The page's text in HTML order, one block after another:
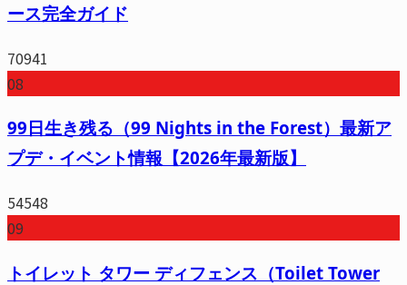
ース完全ガイド
70941
08
99日生き残る（99 Nights in the Forest）最新ア
プデ・イベント情報【2026年最新版】
54548
09
トイレット タワー ディフェンス（Toilet Tower